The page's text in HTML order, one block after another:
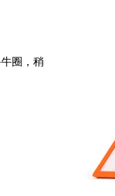
圈，稍